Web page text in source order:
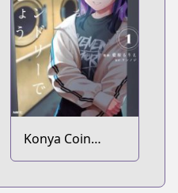
Konya Coin
Laundry de